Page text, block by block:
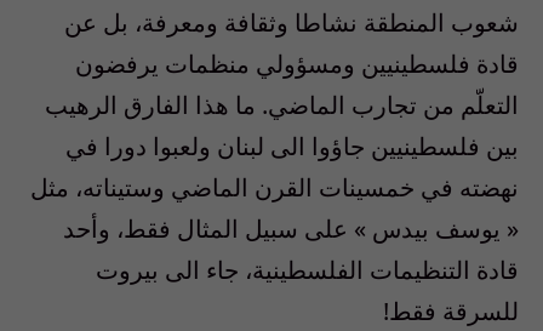
شعوب المنطقة نشاطا وثقافة ومعرفة، بل عن
قادة فلسطينيين ومسؤولي منظمات يرفضون
التعلّم من تجارب الماضي. ما هذا الفارق الرهيب
بين فلسطينيين جاؤوا الى لبنان ولعبوا دورا في
نهضته في خمسينات القرن الماضي وستيناته، مثل
« يوسف بيدس » على سبيل المثال فقط، وأحد
قادة التنظيمات الفلسطينية، جاء الى بيروت
للسرقة فقط!